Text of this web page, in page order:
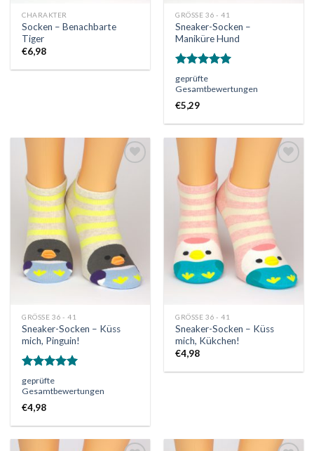
CHARAKTER
Socken – Benachbarte
Tiger
€6,98
GRÖSSE 36 - 41
Sneaker-Socken –
Maniküre Hund
Bewertet
mit5.00
geprüfte
Gesamtbewertungen
€5,29
die
Wunschliste
GRÖSSE 36 - 41
Sneaker-Socken – Küss
mich, Pinguin!
Bewertet
mit5.00
geprüfte
Gesamtbewertungen
€4,98
Wunschliste
GRÖSSE 36 - 41
Sneaker-Socken – Küss
mich, Kükchen!
€4,98